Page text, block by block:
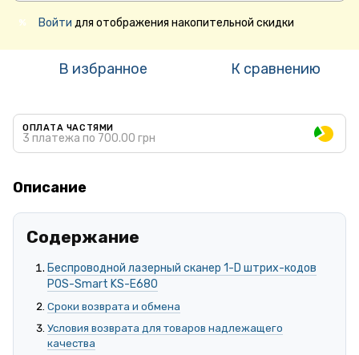
% Войти для отображения накопительной скидки
В избранное К сравнению
ОПЛАТА ЧАСТЯМИ
3 платежа по 700.00 грн
Описание
Содержание
Беспроводной лазерный сканер 1-D штрих-кодов
POS-Smart KS-E680
Сроки возврата и обмена
Условия возврата для товаров надлежащего
качества